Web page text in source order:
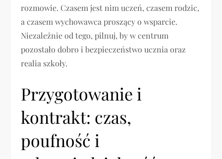
rozmowie. Czasem jest nim uczeń, czasem rodzic,
a czasem wychowawca proszący o wsparcie.
Niezależnie od tego, pilnuj, by w centrum
pozostało dobro i bezpieczeństwo ucznia oraz
realia szkoły.
Przygotowanie i
kontrakt: czas,
poufność i